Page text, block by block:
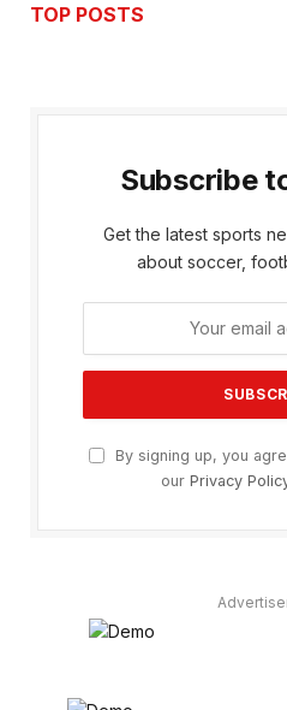
TOP POSTS
Subscribe
Get the latest sports
about soccer,
By signing up, you
our Privacy